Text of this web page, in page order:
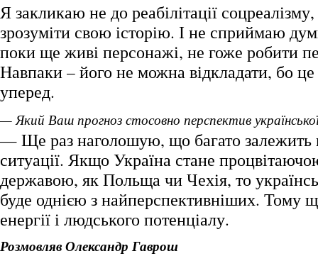
Я закликаю не до реабілітації
зрозуміти свою історію. І не сприймаю
поки ще живі персонажі, не гоже робити
Навпаки – його не можна відкладати, бо це
уперед.
— Який Ваш прогноз стосовно перспектив
— Ще раз наголошую, що багато залежить
ситуації. Якщо Україна стане
державою, як Польща чи Чехія, то
буде однією з найперспективніших. Тому
енергії і людського потенціалу.
Розмовляв Олександр Гаврош